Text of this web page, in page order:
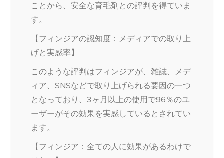
ことから、安全な育毛剤との評判を得ていま
す。
【フィンジアの認知度：メディアでの取り上
げと実感率】
このような評判はフィンジアが、雑誌、メデ
ィア、SNSなどで取り上げられる要因の一つ
となっており、3ヶ月以上の使用で96％のユ
ーザーがその効果を実感しているとされてい
ます。
【フィンジア：全ての人に効果があるわけで